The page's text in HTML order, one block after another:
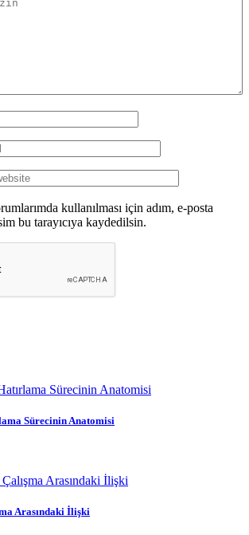
kullanılması için adım, e-posta
bu tarayıcıya kaydedilsin.
Sürecinin Anatomisi
Arasındaki İlişki